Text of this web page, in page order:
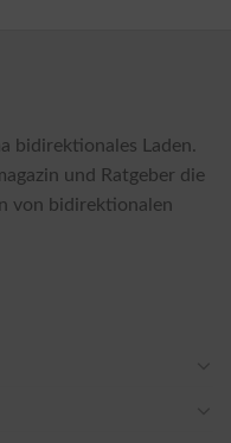
bidirektionales Laden.
und Ratgeber die
von bidirektionalen